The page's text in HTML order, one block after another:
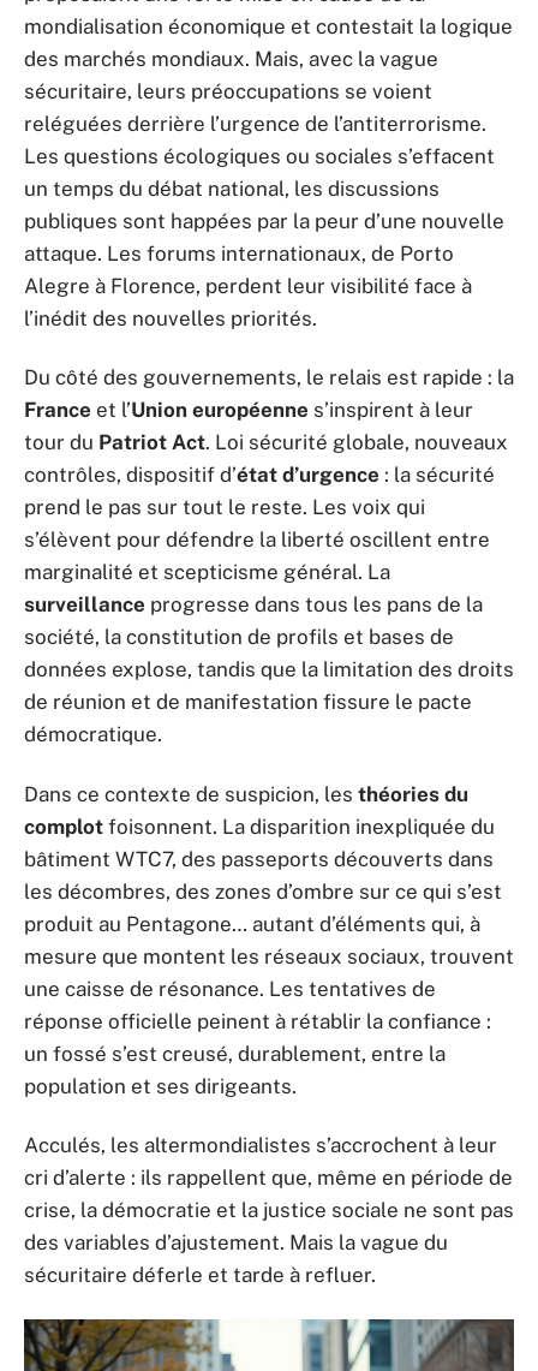
mondialisation économique et contestait la logique
des marchés mondiaux. Mais, avec la vague
sécuritaire, leurs préoccupations se voient
reléguées derrière l’urgence de l’antiterrorisme.
Les questions écologiques ou sociales s’effacent
un temps du débat national, les discussions
publiques sont happées par la peur d’une nouvelle
attaque. Les forums internationaux, de Porto
Alegre à Florence, perdent leur visibilité face à
l’inédit des nouvelles priorités.
Du côté des gouvernements, le relais est rapide : la
France et l’Union européenne s’inspirent à leur
tour du Patriot Act. Loi sécurité globale, nouveaux
contrôles, dispositif d’état d’urgence : la sécurité
prend le pas sur tout le reste. Les voix qui
s’élèvent pour défendre la liberté oscillent entre
marginalité et scepticisme général. La
surveillance progresse dans tous les pans de la
société, la constitution de profils et bases de
données explose, tandis que la limitation des droits
de réunion et de manifestation fissure le pacte
démocratique.
Dans ce contexte de suspicion, les théories du
complot foisonnent. La disparition inexpliquée du
bâtiment WTC7, des passeports découverts dans
les décombres, des zones d’ombre sur ce qui s’est
produit au Pentagone… autant d’éléments qui, à
mesure que montent les réseaux sociaux, trouvent
une caisse de résonance. Les tentatives de
réponse officielle peinent à rétablir la confiance :
un fossé s’est creusé, durablement, entre la
population et ses dirigeants.
Acculés, les altermondialistes s’accrochent à leur
cri d’alerte : ils rappellent que, même en période de
crise, la démocratie et la justice sociale ne sont pas
des variables d’ajustement. Mais la vague du
sécuritaire déferle et tarde à refluer.